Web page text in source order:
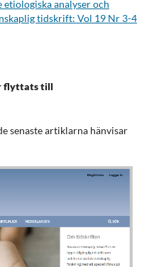
etiologiska analyser och
tidskrift: Vol 19 Nr 3-4
flyttats till
senaste artiklarna hänvisar